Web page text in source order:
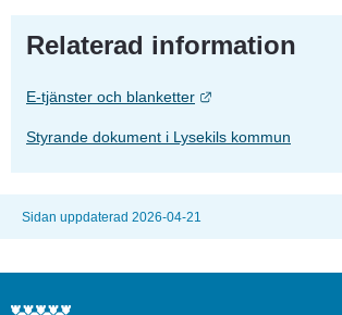
Relaterad information
E-tjänster och blanketter Länk till annan
Styrande dokument i Lysekils kommun
Sidan uppdaterad 2026-04-21